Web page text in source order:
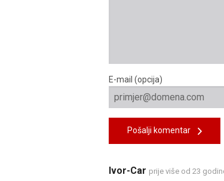
E-mail (opcija)
Pošalji komentar
Ivor-Car prije više od 23